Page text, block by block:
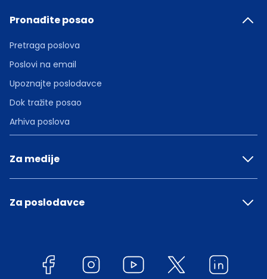
Pronađite posao
Pretraga poslova
Poslovi na email
Upoznajte poslodavce
Dok tražite posao
Arhiva poslova
Za medije
Za poslodavce